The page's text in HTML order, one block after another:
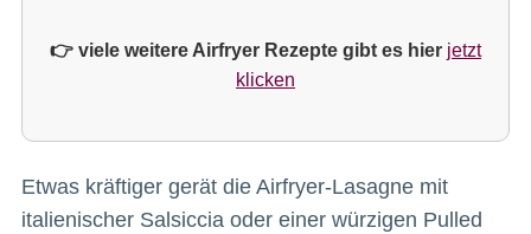
👉 viele weitere Airfryer Rezepte gibt es hier jetzt
klicken
Etwas kräftiger gerät die Airfryer-Lasagne mit
italienischer Salsiccia oder einer würzigen Pulled